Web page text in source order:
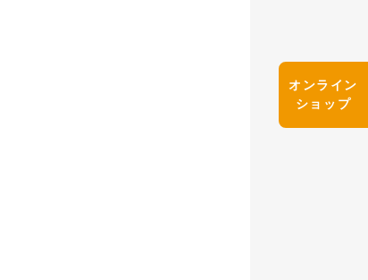
オンライン
ショップ
戦～５回戦